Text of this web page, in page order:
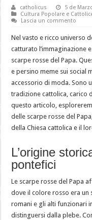
catholicus
5 de
Cultura Popolare e
Lascia un commento
Nel vasto e ricco universo
catturato l’immaginazione
scarpe rosse del Papa.
e persino meme sui social
accessorio di moda. Sono
tradizione cattolica, carico
questo articolo,
delle scarpe rosse del
della Chiesa cattolica e il
L’origine
pontefici
Le scarpe rosse del Papa
dove il colore rosso era
romani e gli alti funzionari
distinguersi dalla plebe.